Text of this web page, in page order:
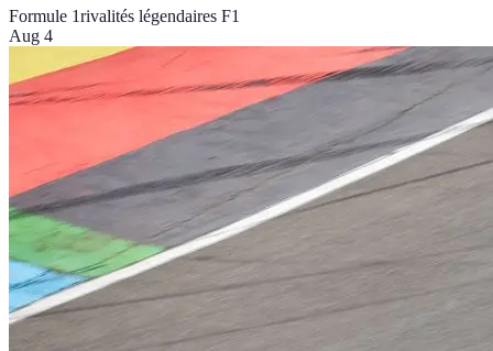
Formule 1rivalités légendaires F1
Aug 4